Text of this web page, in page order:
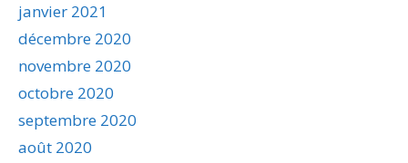
janvier 2021
décembre 2020
novembre 2020
octobre 2020
septembre 2020
août 2020